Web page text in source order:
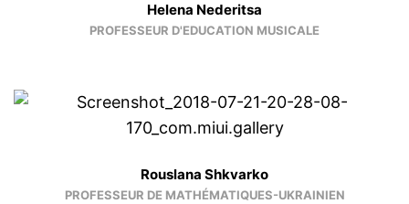
Helena Nederitsa
PROFESSEUR D'EDUCATION MUSICALE
Rouslana Shkvarko
PROFESSEUR DE MATHÉMATIQUES-UKRAINIEN